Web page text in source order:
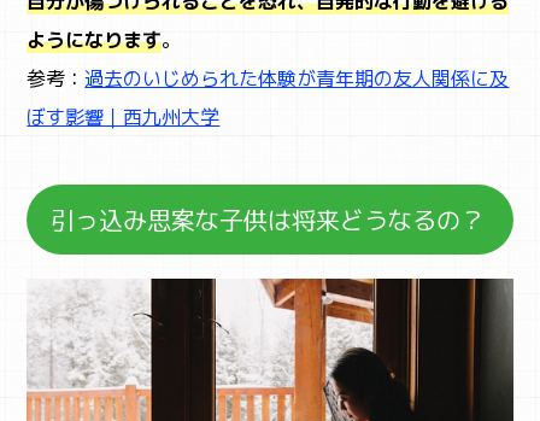
ようになります。
参考：過去のいじめられた体験が青年期の友人関係に及
ぼす影響｜西九州大学
引っ込み思案な子供は将来どうなるの？